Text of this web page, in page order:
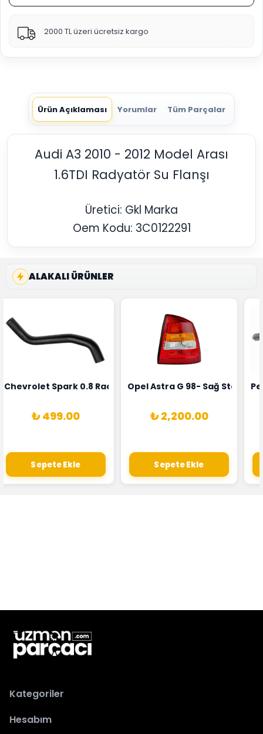
2000 TL üzeri ücretsiz kargo
Ürün Açıklaması Yorumlar Tüm Parçalar
Audi A3 2010 - 2012 Model Arası
1.6TDI Radyatör Su Flanşı
Üretici: Gkl Marka
Oem Kodu: 3C0122291
ALAKALI ÜRÜNLER
1628HN-0258010081
Alternatörü Valeo Marka 05E903018G
Chevrolet Spark 0.8 Radyatör Üst Hortumu Rapro Marka
₺ 499.00
Sepete Ekle
Opel Astra G 98- Sağ Stop
₺ 2,200.00
Sepete Ekle
Kategoriler
Hesabım